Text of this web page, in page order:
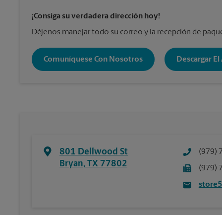
¡Consiga su verdadera dirección hoy!
Déjenos manejar todo su correo y la recepción de
Comuníquese Con Nosotros Descargar
801 Dellwood St
Bryan, TX 77802
(979)
(979)